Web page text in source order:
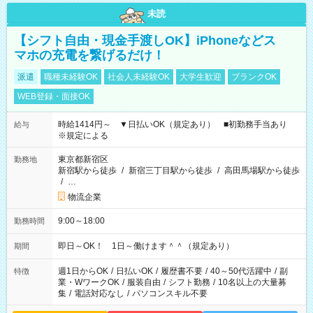
未読
【シフト自由・現金手渡しOK】iPhoneなどス
マホの充電を繋げるだけ！
派遣 職種未経験OK 社会人未経験OK 大学生歓迎
ブランクOK
WEB登録・面接OK
給与
時給1414円～ ▼日払いOK（規定あり） ■初勤務手当あり
※規定による
勤務地
東京都新宿区
新宿駅から徒歩 / 新宿三丁目駅から徒歩 / 高田馬場駅から徒歩
/ …
物流企業
勤務時間 9:00～18:00
期間 即日～OK！ 1日～働けます＾＾（規定あり）
特徴 週1日からOK / 日払いOK / 履歴書不要 / 40～50代活躍中 / 副
業・WワークOK / 服装自由 / シフト勤務 / 10名以上の大量募
集 / 電話対応なし / パソコンスキル不要